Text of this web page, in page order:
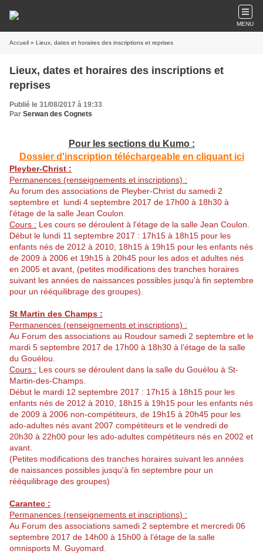
MENU
Accueil » Lieux, dates et horaires des inscriptions et reprises
Lieux, dates et horaires des inscriptions et
reprises
Publié le 31/08/2017 à 19:33
Par Serwan des Cognets
Pour les sections du Kumo :
Dossier d'inscription téléchargeable en cliquant ici
Pleyber-Christ :
Permanences (renseignements et inscriptions) :
Au forum des associations de Pleyber-Christ du samedi 2
septembre et lundi 4 septembre 2017 de 17h00 à 18h30 à
l'étage de la salle Jean Coulon.
Cours : Les cours se déroulent à l'étage de la salle Jean Coulon.
Début le lundi 11 septembre 2017 : 17h15 à 18h15 pour les
enfants nés de 2012 à 2010, 18h15 à 19h15 pour les enfants nés
de 2009 à 2006 et 19h15 à 20h45 pour les ados et adultes nés
en 2005 et avant, (petites modifications des tranches horaires
suivant les années de naissances possibles jusqu'à fin septembre
pour un rééquilibrage des groupes).
St Martin des Champs :
Permanences (renseignements et inscriptions) :
Au Forum des associations au Roudour samedi 2 septembre et le
mardi 5 septembre 2017 de 17h00 à 18h30 à l’étage de la salle
du Gouélou.
Cours : Les cours se déroulent dans la salle du Gouélou à St-
Martin-des-Champs.
Début le mardi 12 septembre 2017 : 17h15 à 18h15 pour les
enfants nés de 2012 à 2010, 18h15 à 19h15 pour les enfants nés
de 2009 à 2006 non-compétiteurs, de 19h15 à 20h45 pour les
ado-adultes nés avant 2007 compétiteurs et le vendredi de
20h30 à 22h00 pour les ado-adultes compétiteurs nés en 2002 et
avant.
(Petites modifications des tranches horaires suivant les années
de naissances possibles jusqu'à fin septembre pour un
rééquilibrage des groupes)
Carantec :
Permanences (renseignements et inscriptions) :
Au Forum des associations samedi 2 septembre et mercredi 06
septembre 2017 de 14h00 à 15h00 à l’étage de la salle
omnisports M. Guyomard.